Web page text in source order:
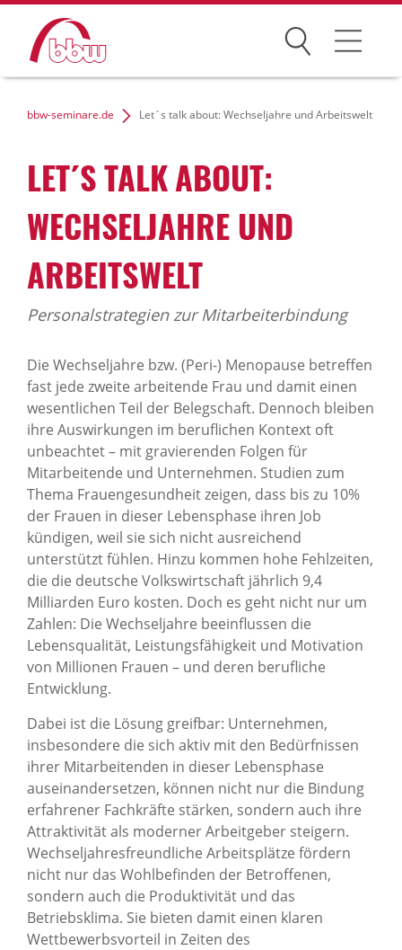
Suchen
Weiterbildung
Förderungen
Projekte
Über uns
News Archiv
bbw-seminare.de Let´s talk about: Wechseljahre und Arbeitswelt
LET´S TALK ABOUT:
WECHSELJAHRE UND
ARBEITSWELT
Personalstrategien zur Mitarbeiterbindung
Die Wechseljahre bzw. (Peri-) Menopause betreffen
fast jede zweite arbeitende Frau und damit einen
wesentlichen Teil der Belegschaft. Dennoch bleiben
ihre Auswirkungen im beruflichen Kontext oft
unbeachtet – mit gravierenden Folgen für
Mitarbeitende und Unternehmen. Studien zum
Thema Frauengesundheit zeigen, dass bis zu 10%
der Frauen in dieser Lebensphase ihren Job
kündigen, weil sie sich nicht ausreichend
unterstützt fühlen. Hinzu kommen hohe Fehlzeiten,
die die deutsche Volkswirtschaft jährlich 9,4
Milliarden Euro kosten. Doch es geht nicht nur um
Zahlen: Die Wechseljahre beeinflussen die
Lebensqualität, Leistungsfähigkeit und Motivation
von Millionen Frauen – und deren berufliche
Entwicklung.
Dabei ist die Lösung greifbar: Unternehmen,
insbesondere die sich aktiv mit den Bedürfnissen
ihrer Mitarbeitenden in dieser Lebensphase
auseinandersetzen, können nicht nur die Bindung
erfahrener Fachkräfte stärken, sondern auch ihre
Attraktivität als moderner Arbeitgeber steigern.
Wechseljahresfreundliche Arbeitsplätze fördern
nicht nur das Wohlbefinden der Betroffenen,
sondern auch die Produktivität und das
Betriebsklima. Sie bieten damit einen klaren
Wettbewerbsvorteil in Zeiten des